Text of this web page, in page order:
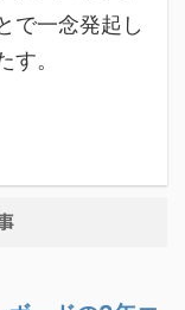
で一念発起し
す。